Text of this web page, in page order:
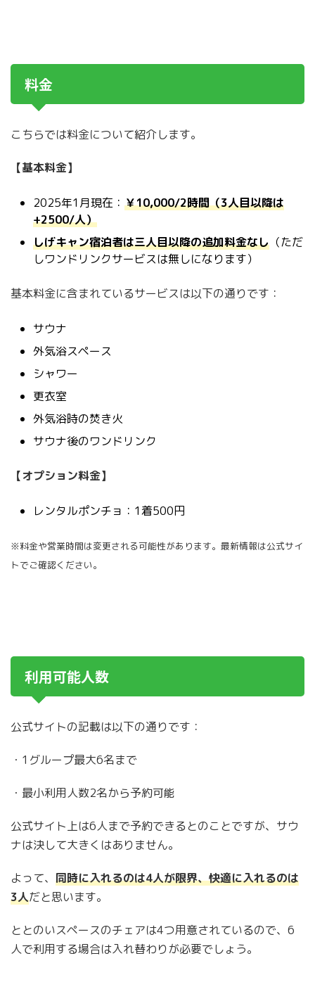
料金
こちらでは料金について紹介します。
【基本料金】
2025年1月現在： ￥10,000/2時間（3人目以降は
+2500/人）
しげキャン宿泊者は三人目以降の追加料金なし （ただ
しワンドリンクサービスは無しになります）
基本料金に含まれているサービスは以下の通りです：
サウナ
外気浴スペース
シャワー
更衣室
外気浴時の焚き火
サウナ後のワンドリンク
【オプション料金】
レンタルポンチョ：1着500円
※料金や営業時間は変更される可能性があります。最新情報は公式サイ
トでご確認ください。
利用可能人数
公式サイトの記載は以下の通りです：
・1グループ最大6名まで
・最小利用人数2名から予約可能
公式サイト上は6人まで予約できるとのことですが、サウ
ナは決して大きくはありません。
よって、 同時に入れるのは4人が限界、快適に入れるのは
3人だと思います。
ととのいスペースのチェアは4つ用意されているので、6
人で利用する場合は入れ替わりが必要でしょう。